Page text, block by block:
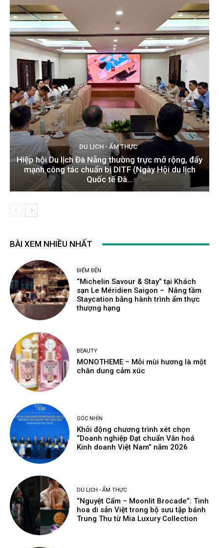
DU LỊCH - ẨM THỰC
Hiệp hội Du lịch Đà Nẵng thường trực mở rộng, đẩy
mạnh công tác chuẩn bị DITF (Ngày Hội du lịch
Quốc tế Đà...
BÀI XEM NHIỀU NHẤT
ĐIỂM ĐẾN
“Michelin Savour & Stay” tại Khách
sạn Le Méridien Saigon – Nâng tầm
Staycation bằng hành trình ẩm thực
thượng hạng
BEAUTY
MONOTHEME – Mỗi mùi hương là một
chân dung cảm xúc
GÓC NHÌN
Khởi động chương trình xét chọn
“Doanh nghiệp Đạt chuẩn Văn hoá
Kinh doanh Việt Nam” năm 2026
DU LỊCH - ẨM THỰC
“Nguyệt Cẩm – Moonlit Brocade”: Tinh
hoa di sản Việt trong bộ sưu tập bánh
Trung Thu từ Mia Luxury Collection